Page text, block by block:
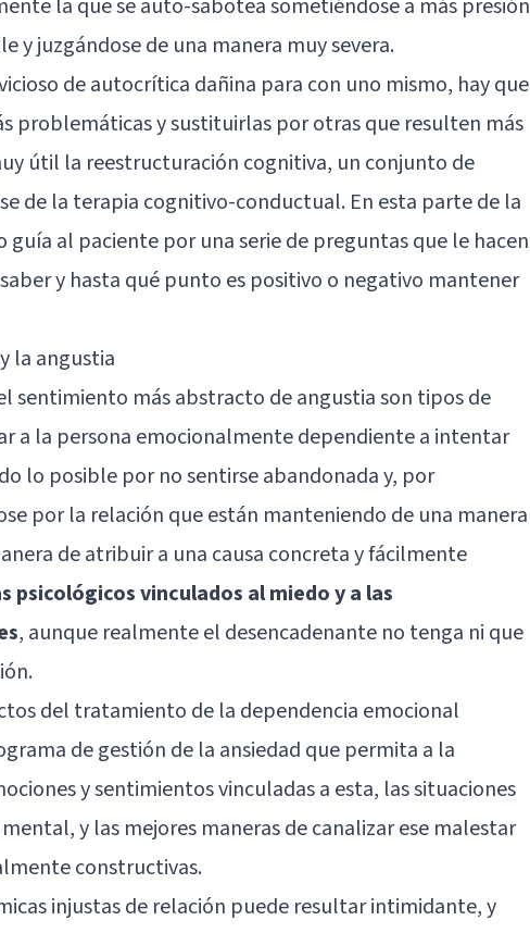
la que se auto-sabotea sometiéndose a más presión
y juzgándose de una manera muy severa.
de autocrítica dañina para con uno mismo, hay que
problemáticas y sustituirlas por otras que resulten más
útil la reestructuración cognitiva, un conjunto de
de la terapia cognitivo-conductual. En esta parte de la
al paciente por una serie de preguntas que le hacen
y hasta qué punto es positivo o negativo mantener
la angustia
sentimiento más abstracto de angustia son tipos de
a la persona emocionalmente dependiente a intentar
lo posible por no sentirse abandonada y, por
por la relación que están manteniendo de una manera
de atribuir a una causa concreta y fácilmente
psicológicos vinculados al miedo y a las
, aunque realmente el desencadenante no tenga ni que
del tratamiento de la dependencia emocional
de gestión de la ansiedad que permita a la
y sentimientos vinculadas a esta, las situaciones
y las mejores maneras de canalizar ese malestar
constructivas.
injustas de relación puede resultar intimidante, y